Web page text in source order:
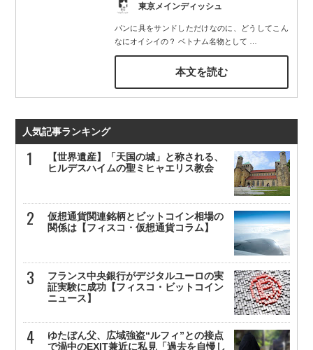
東京メインディッシュ
パンに具をサンドしただけなのに、どうしてこん
なにオイシイの？ ベトナム名物として
本文を読む
人気記事ランキング
【世界遺産】「天国の城」と称される、
ヒルデスハイムの聖ミヒャエリス教会
仮想通貨関連銘柄とビットコイン相場の
関係は【フィスコ・仮想通貨コラム】
フランス中央銀行がデジタルユーロの実
証実験に成功【フィスコ・ビットコイン
ニュース】
ゆたぼん父、広域強盗“ルフィ”との接点
で渦中のEXIT兼近に私見「過去を自慢し